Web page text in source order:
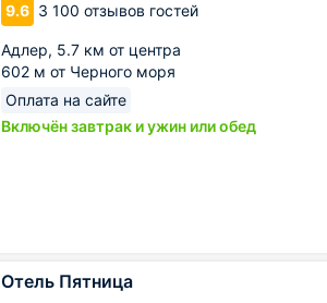
9.6 3 100 отзывов гостей
Адлер, 5.7 км от центра
602 м от Черного моря
Оплата на сайте
Включён завтрак и ужин или обед
Отель Пятница